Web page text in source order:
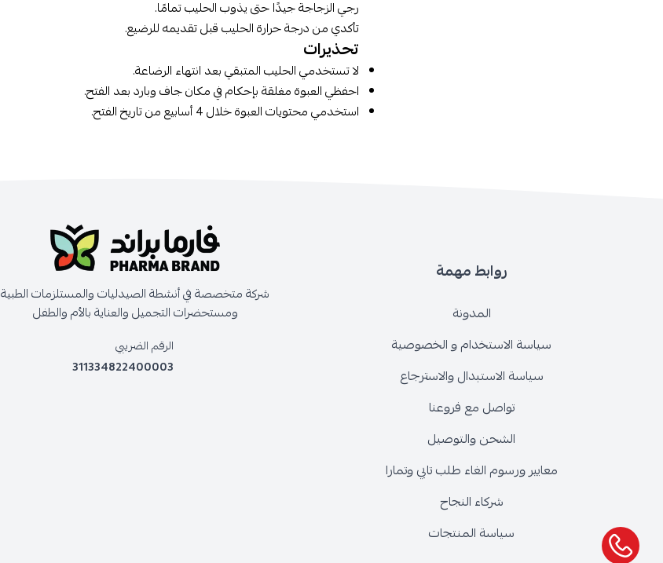
رجي الزجاجة جيدًا حتى يذوب الحليب تمامًا.
تأكدي من درجة حرارة الحليب قبل تقديمه للرضيع.
تحذيرات
لا تستخدمي الحليب المتبقي بعد انتهاء الرضاعة.
احفظي العبوة مغلقة بإحكام في مكان جاف وبارد بعد الفتح.
استخدمي محتويات العبوة خلال 4 أسابيع من تاريخ الفتح.
روابط مهمة
المدونة
سياسة الاستخدام و الخصوصية
سياسة الاستبدال والاسترجاع
تواصل مع فروعنا
الشحن والتوصيل
معايير ورسوم الغاء طلب تابي وتمارا
شركاء النجاح
سياسة المنتجات
شركة متخصصة في أنشطة الصيدليات والمستلزمات الطبية
ومستحضرات التجميل والعناية بالأم والطفل
الرقم الضريبي
311334822400003